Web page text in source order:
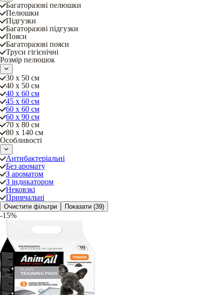
Багаторазові пелюшки
Пелюшки
Підгузки
Багаторазові підгузки
Пояси
Багаторазові пояси
Труси гігієнічні
Розмір пелюшок
30 х 50 см
40 х 50 см
40 х 60 см
45 х 60 см
60 х 60 см
60 х 90 см
70 х 80 см
80 х 140 см
Особливості
Антибактеріальні
Без аромату
З ароматом
З індикатором
Нековзкі
Привчальні
Очистити фільтри Показати (39)
-15%